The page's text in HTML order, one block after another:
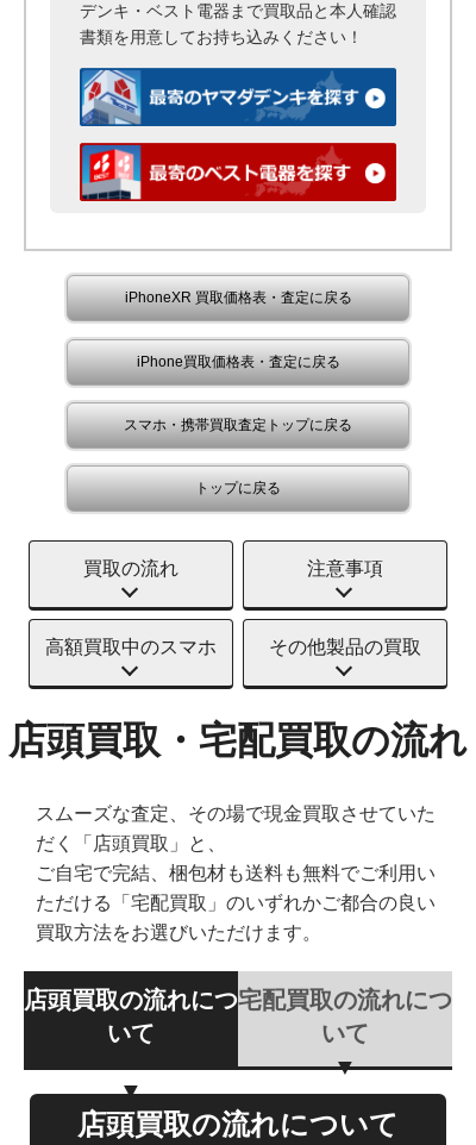
デンキ・ベスト電器まで買取品と本人確認
書類を用意してお持ち込みください！
iPhoneXR 買取価格表・査定に戻る
iPhone買取価格表・査定に戻る
スマホ・携帯買取査定トップに戻る
トップに戻る
買取の流れ 注意事項
高額買取中のスマホ その他製品の買取
店頭買取・宅配買取の流れ
スムーズな査定、その場で現金買取させていた
だく「店頭買取」と、
ご自宅で完結、梱包材も送料も無料でご利用い
ただける「宅配買取」のいずれかご都合の良い
買取方法をお選びいただけます。
店頭買取の流れにつ
いて
宅配買取の流れにつ
いて
店頭買取の流れについて